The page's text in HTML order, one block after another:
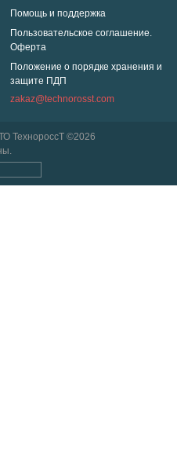
Помощь и поддержка
Пользовательское соглашение.
Оферта
Положение о порядке хранения и
защите ПДП
zakaz@technorosst.com
ТехнороссТ ©2026